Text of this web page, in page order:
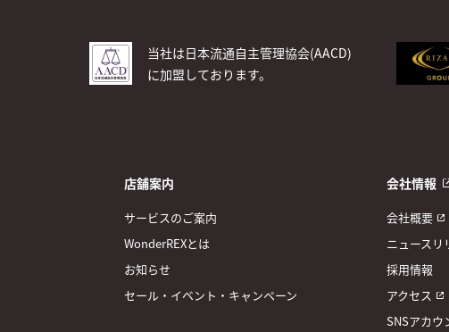
当社は日本流通自主管理協会(AACD)
に加盟しております。
店舗案内
サービスのご案内
WonderREXとは
お知らせ
セール・イベント・キャンペーン
会社情報
会社概要
ニュースリ
採用情報
アクセス
SNSアカウ